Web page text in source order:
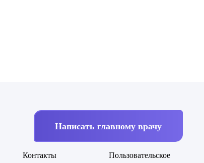
Написать главному врачу
Контакты
Пользовательское